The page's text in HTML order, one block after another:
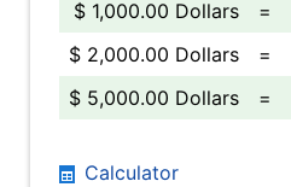
$ 1,000.00 Dollars
=
$ 2,000.00 Dollars
=
$ 5,000.00 Dollars
=
Calculator